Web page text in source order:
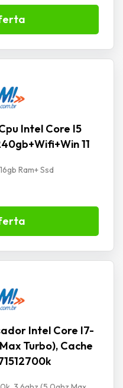
Intel Core I5
11
Ram+ Ssd
Intel Core I7-
Turbo), Cache